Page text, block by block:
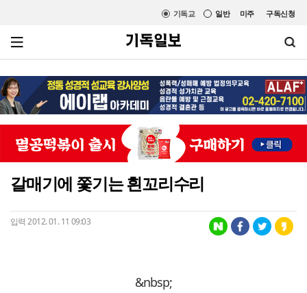
미주 구독신청
일반
기독교
갈매기에 쫓기는 흰꼬리수리
입력 2012. 01. 11 09:03
&nbsp;